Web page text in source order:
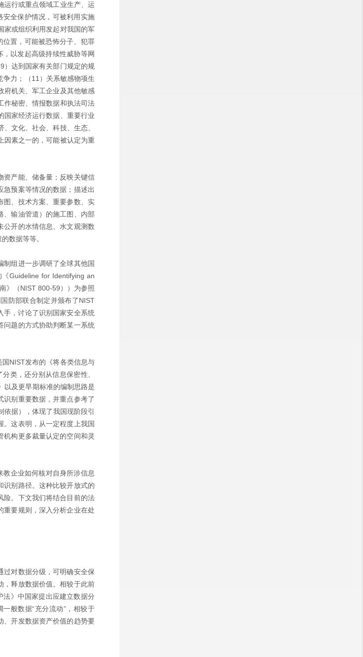
运行或重点领域工业生产、运
全保护情况，可被利用实施
家或组织利用发起对我国的军
置，可能被恐怖分子、犯罪
以发起高级持续性威胁等网
）达到国家有关部门规定的规
争力；（11）关系敏感物项生
府机关、军工企业及其他敏感
作秘密、情报数据和执法司法
国家经济运行数据、重要行业
文化、社会、科技、生态、
因素之一的，可能被认定为重
资产能、储备量；反映关键信
急预案等情况的数据；描述出
图、技术方案、重要参数、实
、输油管道）的施工图、内部
公开的水情信息、水文观测数
数据等等。
制组进一步调研了全球其他国
Guideline for Identifying an
》（NIST 800-59））为参照
防部联合制定并颁布了NIST
手，讨论了识别国家安全系统
问题的方式协助判断某一系统
NIST发布的《将各类信息与
类，还分别从信息保密性、
以及更早期标准的编制思路是
别重要数据，并重点参考了
依据），体现了我国现阶段引
。这表明，从一定程度上我国
机构更多裁量认定的空间和灵
教企业如何核对自身所涉信息
识别路径。这种比较开放式的
险。下文我们将结合目前的法
重要规则，深入分析企业在处
过对数据分级，可明确安全保
，释放数据价值。相较于此前
法》中国家提出应建立数据分
般数据“充分流动”，相较于
、开发数据资产价值的趋势要